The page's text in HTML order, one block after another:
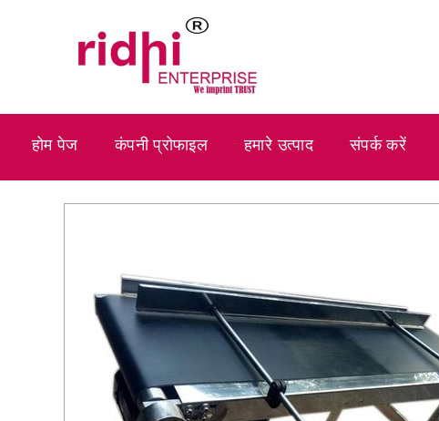
होम पेज कंपनी प्रोफाइल हमारे उत्पाद संपर्क करें